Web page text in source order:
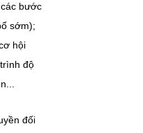
bước
sớm);
hội
độ
đối